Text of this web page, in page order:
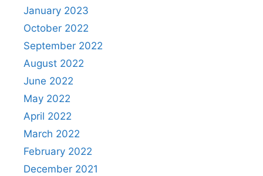
January 2023
October 2022
September 2022
August 2022
June 2022
May 2022
April 2022
March 2022
February 2022
December 2021